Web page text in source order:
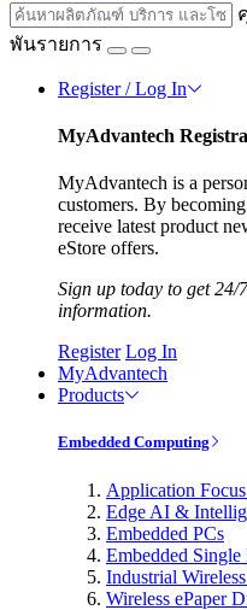
พันรายการ
Register / Log In
MyAdvantech
MyAdvantech is a
customers. By
receive latest product
eStore offers.
Sign up today to get 24/
information.
Register Log In
MyAdvantech
Products
Embedded Computing
Application
Edge AI &
Embedded PCs
Embedded
Industrial
Wireless ePaper